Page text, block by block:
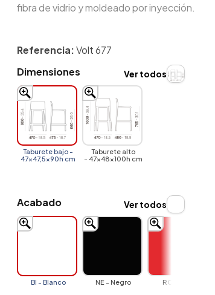
fibra de vidrio y moldeado por inyección.
Referencia:Volt 677
Dimensiones
Taburete bajo -
47x47,5x90h cm
Taburete alto
- 47x48x100h cm
Ver todos
Acabado
BI - Blanco NE - Negro RO - Rojo
Ver todos